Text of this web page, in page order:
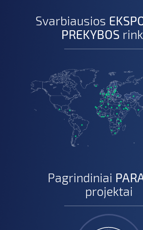
Svarbiausios
PREKYBOS
Pagrindiniai
projektai